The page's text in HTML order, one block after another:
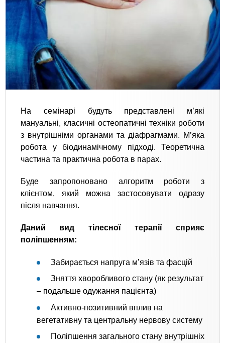
На семінарі будуть представлені м’які
мануальні, класичні остеопатичні техніки роботи
з внутрішніми органами та діафрагмами. М’яка
робота у біодинамічному підході. Теоретична
частина та практична робота в парах.
Буде запропоновано алгоритм роботи з
клієнтом, який можна застосовувати одразу
після навчання.
Даний вид тілесної терапії сприяє
поліпшенням:
Забирається напруга м’язів та фасцій
Зняття хворобливого стану (як результат
– подальше одужання пацієнта)
Активно-позитивний вплив на
вегетативну та центральну нервову систему
Поліпшення загального стану внутрішніх